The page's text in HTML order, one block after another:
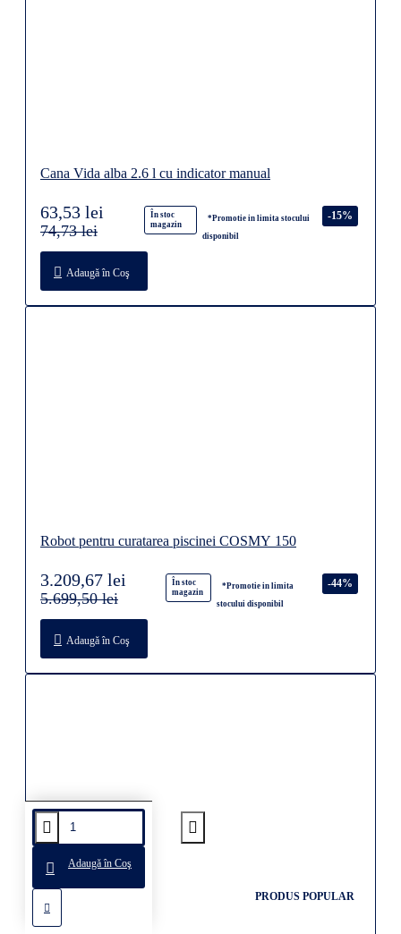
Adaugă în Coş
Cana Vida alba 2.6 l cu indicator manual
În stoc
magazin
*Promotie in limita stocului
disponibil
-15%
63,53 lei
74,73 lei
Adaugă în Coş
Robot pentru curatarea piscinei COSMY 150
În stoc
magazin
*Promotie in limita
stocului disponibil
-44%
3.209,67 lei
5.699,50 lei
Adaugă în Coş
PRODUS POPULAR